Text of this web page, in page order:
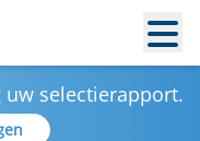
uw selectierapport.